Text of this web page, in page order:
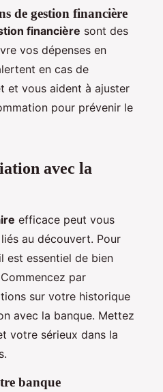
de gestion financière
financière sont des
vos dépenses en
en cas de
et vous aident à ajuster
pour prévenir le
avec la
efficace peut vous
au découvert. Pour
est essentiel de bien
par
sur votre historique
avec la banque. Mettez
votre sérieux dans la
banque